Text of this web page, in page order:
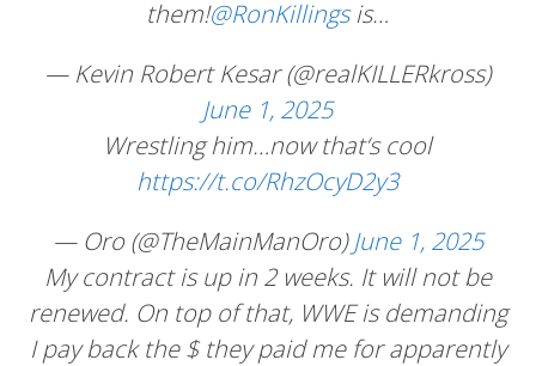
them!@RonKillingsis…
— Kevin Robert Kesar (@realKILLERkross)
June 1, 2025
Wrestling him…now that‘s cool
https://t.co/RhzOcyD2y3
— Oro (@TheMainManOro)June 1, 2025
My contract is up in 2 weeks. It will not be
renewed. On top of that, WWE is demanding
I pay back the $ they paid me for apparently